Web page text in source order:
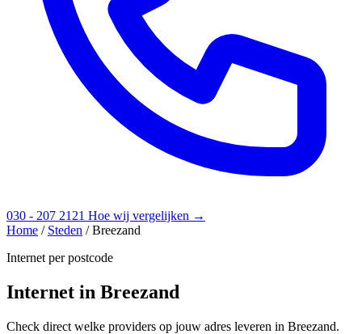
030 - 207 2121 Hoe wij vergelijken →
Home / Steden / Breezand
Internet per postcode
Internet in Breezand
Check direct welke providers op jouw adres leveren in Breezand.